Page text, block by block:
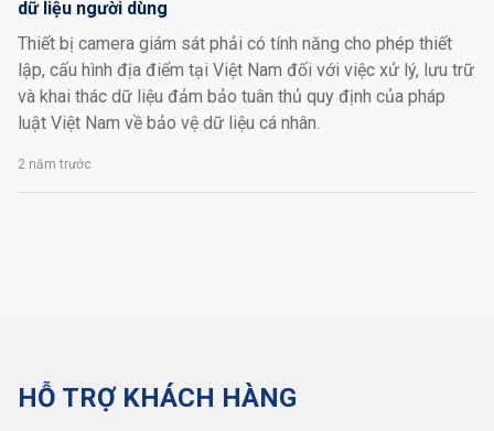
dữ liệu người dùng
Thiết bị camera giám sát phải có tính năng cho phép thiết
lập, cấu hình địa điểm tại Việt Nam đối với việc xử lý, lưu trữ
và khai thác dữ liệu đảm bảo tuân thủ quy định của pháp
luật Việt Nam về bảo vệ dữ liệu cá nhân.
2 năm trước
HỖ TRỢ KHÁCH HÀNG